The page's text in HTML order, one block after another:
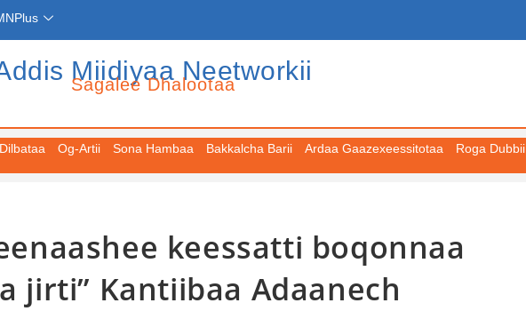
Miidiyaa Neetworkii
Sagalee Dhalootaa
Og-Artii Sona Hambaa Bakkalcha Barii Ardaa Gaazexeessitotaa Roga Dubbii
keessatti boqonnaa
jirti” Kantiibaa Adaanech